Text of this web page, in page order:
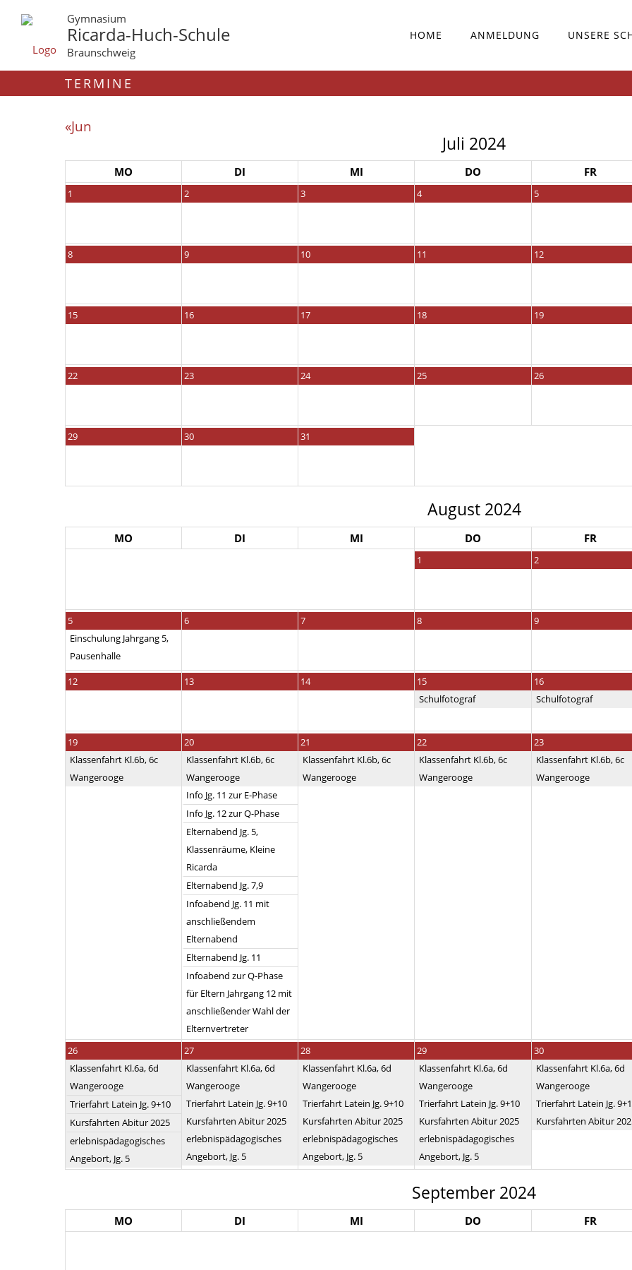
Gymnasium
Ricarda-Huch-Schule
Braunschweig
HOME ANMELDUNG UNSERE
TERMINE
«Jun
Juli 2024
MO DI MI DO FR
1 2 3 4 5
8 9 10 11 12
15 16 17 18 19
22 23 24 25 26
29 30 31
August 2024
MO DI MI DO FR
1 2
5
Einschulung Jahrgang 5,
Pausenhalle
6 7 8 9
12 13 14
15
Schulfotograf
16
Schulfotograf
19
Klassenfahrt Kl.6b, 6c
Wangerooge
20
Klassenfahrt Kl.6b, 6c
Wangerooge
Info Jg. 11 zur E-Phase
Info Jg. 12 zur Q-Phase
Elternabend Jg. 5,
Klassenräume, Kleine
Ricarda
Elternabend Jg. 7,9
Infoabend Jg. 11 mit
anschließendem
Elternabend
Elternabend Jg. 11
Infoabend zur Q-Phase
für Eltern Jahrgang 12 mit
anschließender Wahl der
Elternvertreter
21
Klassenfahrt Kl.6b, 6c
Wangerooge
22
Klassenfahrt Kl.6b, 6c
Wangerooge
23
Klassenfahrt Kl.6b, 6c
Wangerooge
26
Klassenfahrt Kl.6a, 6d
Wangerooge
Trierfahrt Latein Jg. 9+10
Kursfahrten Abitur 2025
erlebnispädagogisches
Angebort, Jg. 5
27
Klassenfahrt Kl.6a, 6d
Wangerooge
Trierfahrt Latein Jg. 9+10
Kursfahrten Abitur 2025
erlebnispädagogisches
Angebort, Jg. 5
28
Klassenfahrt Kl.6a, 6d
Wangerooge
Trierfahrt Latein Jg. 9+10
Kursfahrten Abitur 2025
erlebnispädagogisches
Angebort, Jg. 5
29
Klassenfahrt Kl.6a, 6d
Wangerooge
Trierfahrt Latein Jg. 9+10
Kursfahrten Abitur 2025
erlebnispädagogisches
Angebort, Jg. 5
30
Klassenfahrt Kl.6a, 6d
Wangerooge
Trierfahrt Latein Jg.
Kursfahrten Abitur
September 2024
MO DI MI DO FR